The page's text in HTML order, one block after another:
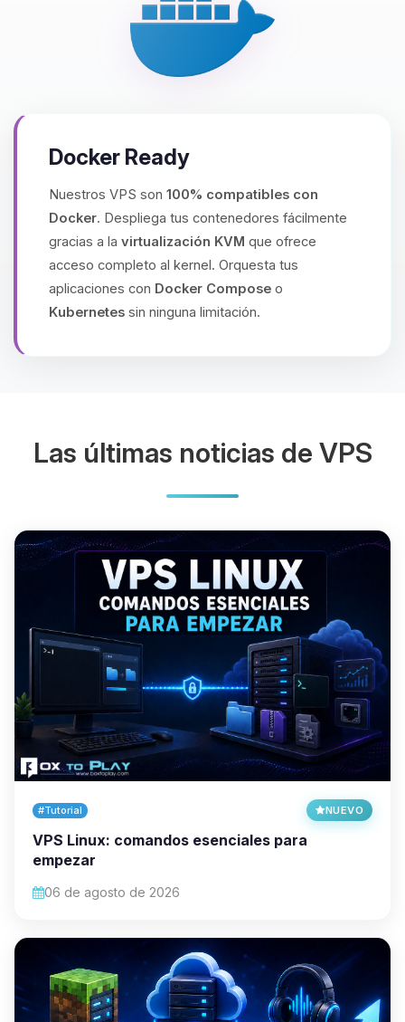
Docker Ready
Nuestros VPS son 100% compatibles con
Docker. Despliega tus contenedores fácilmente
gracias a la virtualización KVM que ofrece
acceso completo al kernel. Orquesta tus
aplicaciones con Docker Compose o
Kubernetes sin ninguna limitación.
Las últimas noticias de VPS
#Tutorial NUEVO
VPS Linux: comandos esenciales para
empezar
06 de agosto de 2026